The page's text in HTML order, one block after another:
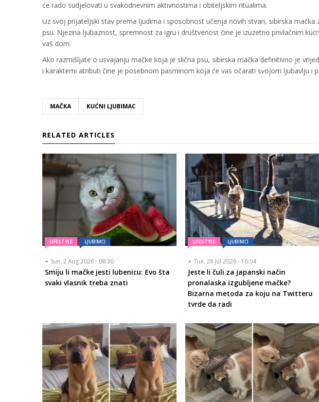
će rado sudjelovati u svakodnevnim aktivnostima i obiteljskim ritualima.
Uz svoj prijateljski stav prema ljudima i sposobnost učenja novih stvari, sibirska
psu. Njezina ljubaznost, spremnost za igru i društvenost čine je izuzetno privlačnim
vaš dom.
Ako razmišljate o usvajanju mačke koja je slična psu, sibirska mačka definitivno je
i karakterni atributi čine je posebnom pasminom koja će vas očarati svojom ljubavlju i
MAČKA KUĆNI LJUBIMAC
RELATED ARTICLES
LIFESTYLE LJUBIMCI
Sun, 2 Aug 2026 - 08:30
Smiju li mačke jesti lubenicu: Evo šta
svaki vlasnik treba znati
LIFESTYLE LJUBIMCI
Tue, 28 Jul 2026 - 16:04
Jeste li čuli za japanski način
pronalaska izgubljene mačke?
Bizarna metoda za koju na Twitteru
tvrde da radi